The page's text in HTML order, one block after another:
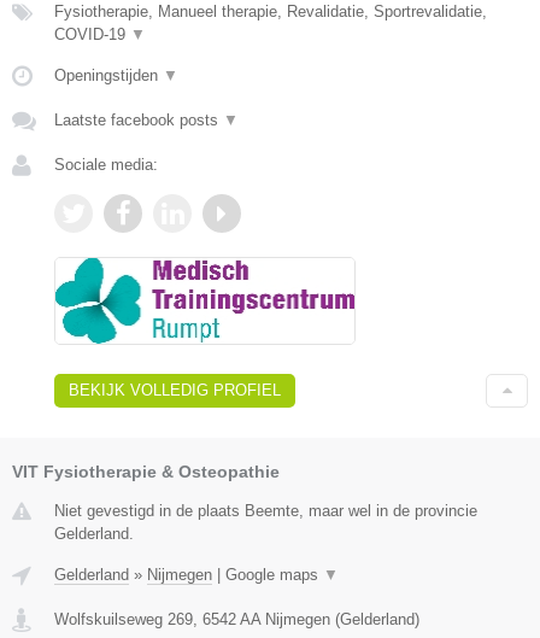
Fysiotherapie, Manueel therapie, Revalidatie, Sportrevalidatie,
COVID-19 ▼
Openingstijden ▼
Laatste facebook posts ▼
Sociale media:
BEKIJK VOLLEDIG PROFIEL
VIT Fysiotherapie & Osteopathie
Niet gevestigd in de plaats Beemte, maar wel in de provincie
Gelderland.
Gelderland » Nijmegen Google maps ▼
Wolfskuilseweg 269 6542 AA Nijmegen (Gelderland)